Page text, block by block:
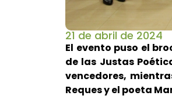
21 de abril de 2024
El evento puso el
de las Justas
vencedores,
Reques y el poeta